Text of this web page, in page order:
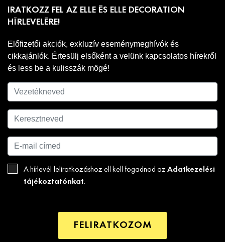
IRATKOZZ FEL AZ ELLE ÉS ELLE DECORATION
HÍRLEVELÉRE!
Előfizetői akciók, exkluzív eseménymeghívók és
cikkajánlók. Értesülj elsőként a velünk kapcsolatos hírekről
és less be a kulisszák mögé!
A hírlevél feliratkozáshoz ell kell fogadnod az Adatkezelési
tájékoztatónkat.
FELIRATKOZOM